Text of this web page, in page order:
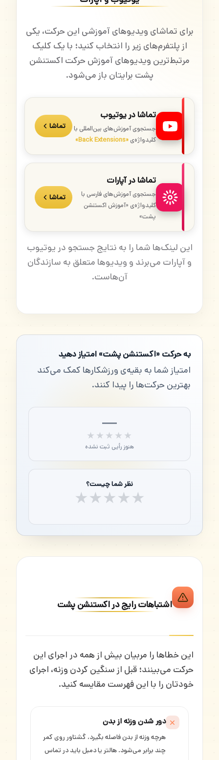
برای تماشای ویدیوهای آموزشی این حرکت، یکی
از پلتفرم‌های زیر را انتخاب کنید؛ با یک کلیک
مرتبط‌ترین ویدیوهای آموزش حرکت اکستنشن
پشت برایتان باز می‌شود.
تماشا در یوتیوب
جستجوی آموزش‌های بین‌المللی با
کلیدواژه‌ی«Back Extensions»
تماشا
تماشا در آپارات
جستجوی آموزش‌های فارسی با
کلیدواژه‌ی «آموزش اکستنشن
پشت»
تماشا
این لینک‌ها شما را به نتایج جستجو در یوتیوب
و آپارات می‌برند و ویدیوها متعلق به سازندگان
آن‌هاست.
به حرکت «اکستنشن پشت» امتیاز دهید
امتیاز شما به بقیه‌ی ورزشکارها کمک می‌کند
بهترین حرکت‌ها را پیدا کنند.
—
★★★★★
هنوز رأیی ثبت نشده
نظر شما چیست؟
★★★★★
اشتباهات رایج در اکستنشن پشت
این خطاها را مربیان بیش از همه در اجرای این
حرکت می‌بینند؛ قبل از سنگین کردن وزنه، اجرای
خودتان را با این فهرست مقایسه کنید.
دور شدن وزنه از بدن
هرچه وزنه از بدن فاصله بگیرد، گشتاور روی کمر
چند برابر می‌شود. هالتر یا دمبل باید در تماس